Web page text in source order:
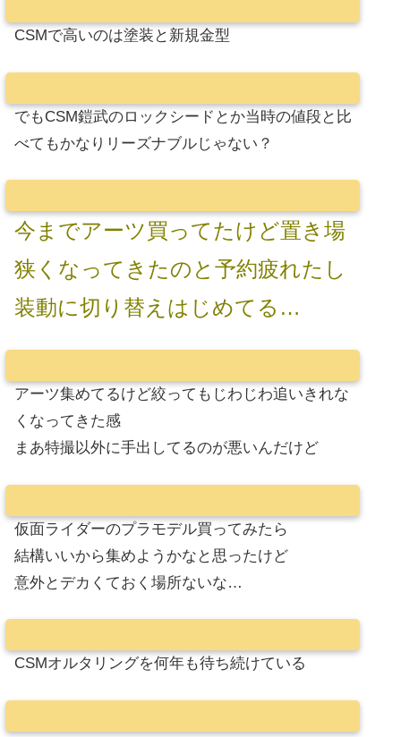
CSMで高いのは塗装と新規金型
でもCSM鎧武のロックシードとか当時の値段と比
べてもかなりリーズナブルじゃない？
今までアーツ買ってたけど置き場
狭くなってきたのと予約疲れたし
装動に切り替えはじめてる…
アーツ集めてるけど絞ってもじわじわ追いきれな
くなってきた感
まあ特撮以外に手出してるのが悪いんだけど
仮面ライダーのプラモデル買ってみたら
結構いいから集めようかなと思ったけど
意外とデカくておく場所ないな…
CSMオルタリングを何年も待ち続けている